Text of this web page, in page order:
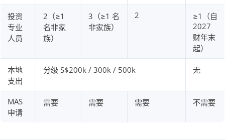
投资
专业
人员
2（≥1
名非家
族）
3（≥1 名
非家族）
2
≥1（自
2027
财年末
起）
本地
支出
分级 S$200k / 300k / 500k 无
MAS
申请
需要 需要 需要 不需要